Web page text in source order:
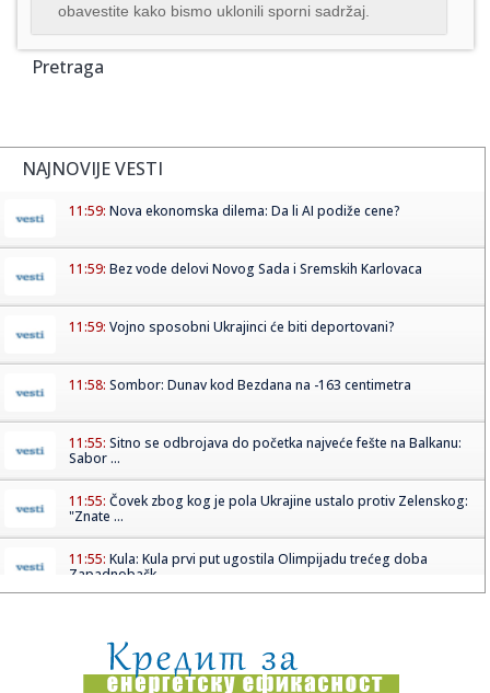
obavestite kako bismo uklonili sporni sadržaj.
Pretraga
NAJNOVIJE VESTI
11:59: Nova ekonomska dilema: Da li AI podiže cene?
11:59: Bez vode delovi Novog Sada i Sremskih Karlovaca
11:59: Vojno sposobni Ukrajinci će biti deportovani?
11:58: Sombor: Dunav kod Bezdana na -163 centimetra
11:55: Sitno se odbrojava do početka najveće fešte na Balkanu:
Sabor ...
11:55: Čovek zbog kog je pola Ukrajine ustalo protiv Zelenskog:
"Znate ...
11:55: Kula: Kula prvi put ugostila Olimpijadu trećeg doba
Zapadnobačk...
11:53:Rusi besni na klub zbog Albanca koji je provocirao Srbe